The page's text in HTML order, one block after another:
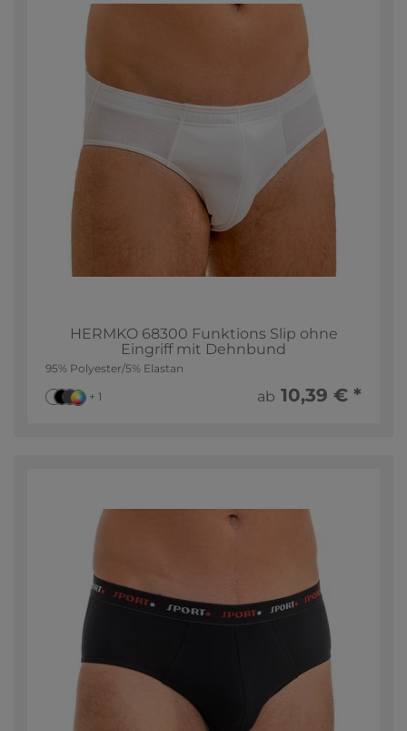
HERMKO 68300 Funktions Slip ohne
Eingriff mit Dehnbund
95% Polyester/5% Elastan
+ 1 ab 10,39 € *